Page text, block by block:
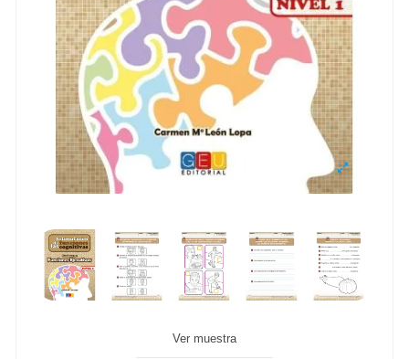
Ver muestra